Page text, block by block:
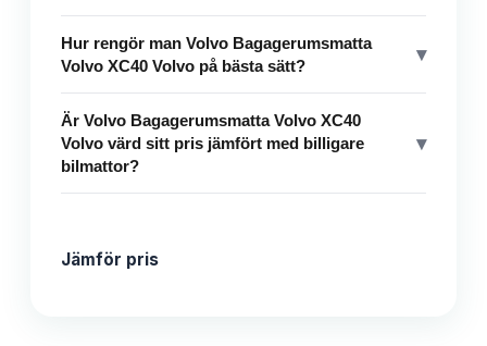
Hur rengör man Volvo Bagagerumsmatta
Volvo XC40 Volvo på bästa sätt?
▾
Är Volvo Bagagerumsmatta Volvo XC40
Volvo värd sitt pris jämfört med billigare
bilmattor?
▾
Jämför pris